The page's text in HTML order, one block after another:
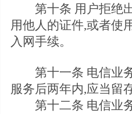
第十条 用户拒绝出
用他人的证件,或者使
入网手续。
第十一条 电信业务
服务后两年内,应当留
第十二条 电信业务